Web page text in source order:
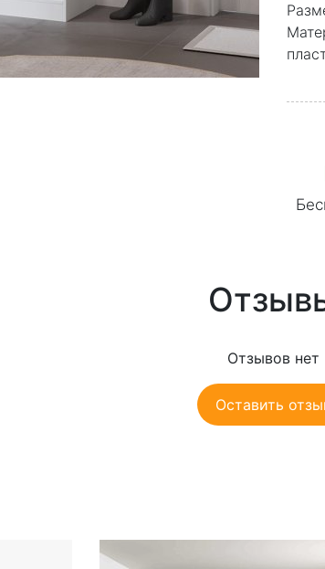
Отзывов нет
Оставить